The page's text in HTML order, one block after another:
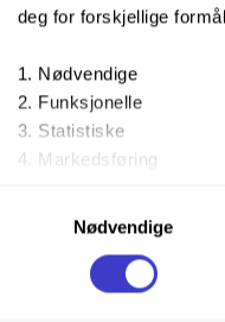
deg for forskjellige
Nødvendige
Funksjonelle
Statistiske
Markedsføring
Ved å trykke «Godta
trykke på
Nødvendige